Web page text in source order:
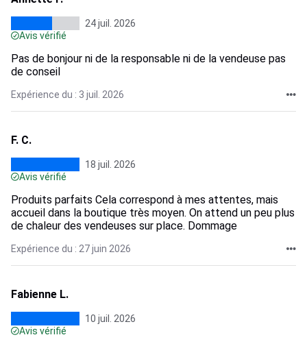
24 juil. 2026
Avis vérifié
Pas de bonjour ni de la responsable ni de la vendeuse pas
de conseil
Expérience du : 3 juil. 2026
F. C.
18 juil. 2026
Avis vérifié
Produits parfaits Cela correspond à mes attentes, mais
accueil dans la boutique très moyen. On attend un peu plus
de chaleur des vendeuses sur place. Dommage
Expérience du : 27 juin 2026
Fabienne L.
10 juil. 2026
Avis vérifié